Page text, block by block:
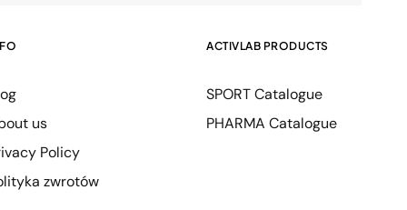
us
Policy
zwrotów
ACTIVLAB PRODUCTS
SPORT Catalogue
PHARMA Catalogue